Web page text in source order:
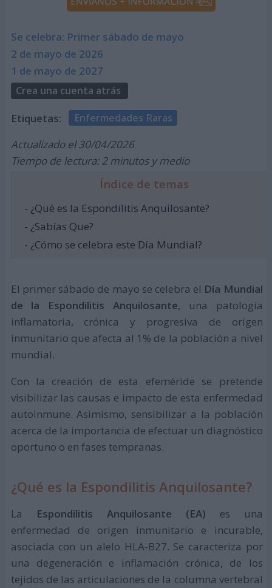
Se celebra: Primer sábado de mayo
2 de mayo de 2026
1 de mayo de 2027
Crea una cuenta atrás
Etiquetas: Enfermedades Raras
Actualizado el 30/04/2026
Tiempo de lectura: 2 minutos y medio
Índice de temas
- ¿Qué es la Espondilitis Anquilosante?
- ¿Sabías Que?
- ¿Cómo se celebra este Día Mundial?
El primer sábado de mayo se celebra el Día Mundial
de la Espondilitis Anquilosante, una patología
inflamatoria, crónica y progresiva de origen
inmunitario que afecta al 1% de la población a nivel
mundial.
Con la creación de esta efeméride se pretende
visibilizar las causas e impacto de esta enfermedad
autoinmune. Asimismo, sensibilizar a la población
acerca de la importancia de efectuar un diagnóstico
oportuno o en fases tempranas.
¿Qué es la Espondilitis Anquilosante?
La Espondilitis Anquilosante (EA) es una
enfermedad de origen inmunitario e incurable,
asociada con un alelo HLA-B27. Se caracteriza por
una degeneración e inflamación crónica, de los
tejidos de las articulaciones de la columna vertebral